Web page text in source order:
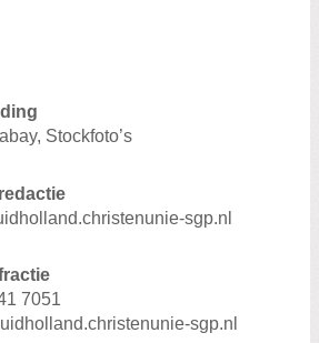
Stockfoto’s
sgp.nl
7051
sgp.nl